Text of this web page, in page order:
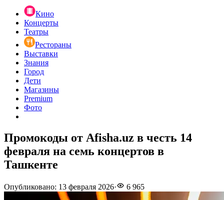
Кино
Концерты
Театры
Рестораны
Выставки
Знания
Город
Дети
Магазины
Premium
Фото
Промокоды от Afisha.uz в честь 14
февраля на семь концертов в
Ташкенте
Опубликовано: 13 февраля 2026· 6 965